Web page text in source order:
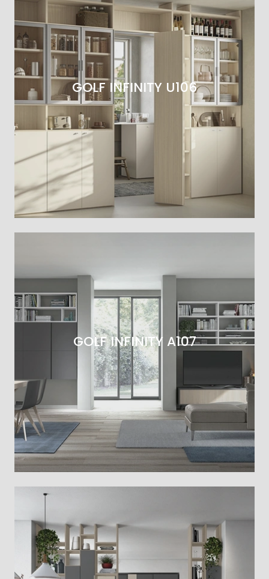
GOLF INFINITY U106
GOLF INFINITY A107